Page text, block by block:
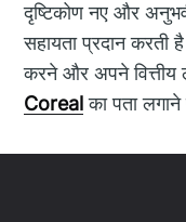
दृष्टिकोण नए और
सहायता प्रदान करती
करने और अपने वित्तीय
Corealका पता लगाने